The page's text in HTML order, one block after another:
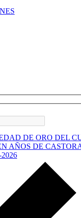
DE ORO DEL
AÑOS DE